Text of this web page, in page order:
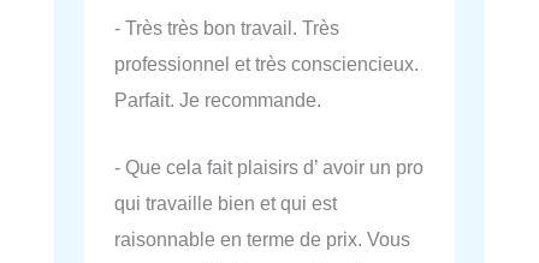
- Très très bon travail. Très
professionnel et très consciencieux.
Parfait. Je recommande.
- Que cela fait plaisirs d’ avoir un pro
qui travaille bien et qui est
raisonnable en terme de prix. Vous